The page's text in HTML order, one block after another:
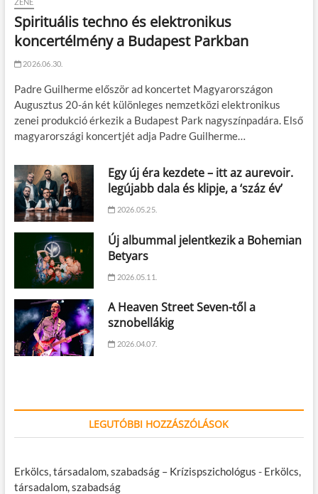
Spirituális techno és elektronikus
koncertélmény a Budapest Parkban
2026.06.30.
Padre Guilherme először ad koncertet Magyarországon
Augusztus 20-án két különleges nemzetközi elektronikus
zenei produkció érkezik a Budapest Park nagyszínpadára. Első
magyarországi koncertjét adja Padre Guilherme…
Egy új éra kezdete – itt az aurevoir.
legújabb dala és klipje, a ‘száz év’
2026.05.25.
Új albummal jelentkezik a Bohemian
Betyars
2026.05.11.
A Heaven Street Seven-től a
sznobellákig
2026.04.07.
LEGUTÓBBI HOZZÁSZÓLÁSOK
Erkölcs, társadalom, szabadság – Krízispszichológus - Erkölcs,
társadalom, szabadság